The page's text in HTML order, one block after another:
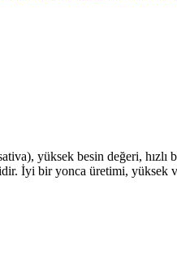
yüksek besin değeri,
İyi bir yonca üretimi, yüksek